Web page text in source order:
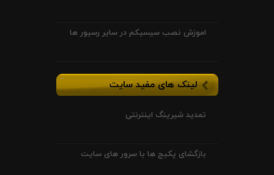
اموزش نصب سیسیکم در سایر رسیور ها
لینک های مفید سایت
تمدید شیرینگ اینترنتی
بازگشای پکیج ها با سرور های سایت